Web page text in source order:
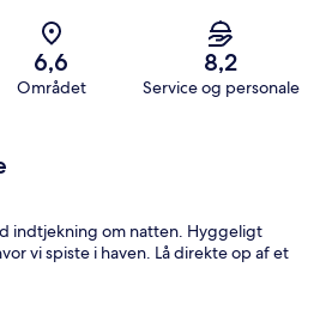
6,6
Området
8,2
Service og personale
indtjekning om natten. Hyggeligt
vi spiste i haven. Lå direkte op af et